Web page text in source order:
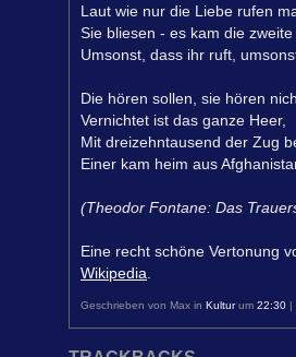
Laut wie nur die Liebe rufen
Sie bliesen - es kam die zweite
Umsonst, dass ihr ruft,
Die hören sollen, sie hören
Vernichtet ist das ganze Heer,
Mit dreizehntausend der Zug
Einer kam heim aus
(Theodor Fontane: Das
Eine recht schöne Vertonung
Wikipedia
Geschrieben von Max in Kulturum 22:30 |